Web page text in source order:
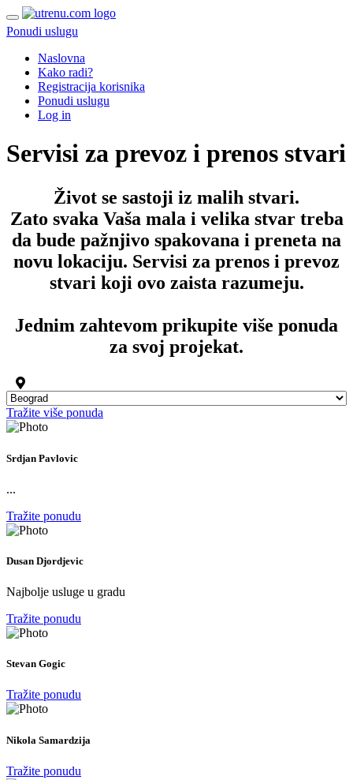
Ponudi uslugu
Naslovna
Kako radi?
Registracija korisnika
Ponudi uslugu
Log in
Servisi za prevoz i prenos stvari
Život se sastoji iz malih stvari.
Zato svaka Vaša mala i velika stvar treba
da bude pažnjivo spakovana i preneta na
novu lokaciju. Servisi za prenos i prevoz
stvari koji ovo zaista razumeju.
Jednim zahtevom prikupite više ponuda
za svoj projekat.
Tražite više ponuda
Srdjan Pavlovic
...
Tražite ponudu
Dusan Djordjevic
Najbolje usluge u gradu
Tražite ponudu
Stevan Gogic
Tražite ponudu
Nikola Samardzija
Tražite ponudu